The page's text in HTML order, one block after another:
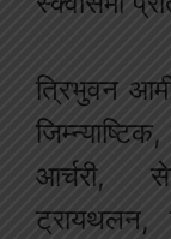
त्रिभुवन
आर्चरी,
ट्रायथलन,